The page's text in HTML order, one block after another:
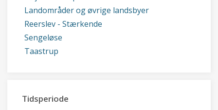
Landområder og øvrige landsbyer
Reerslev - Stærkende
Sengeløse
Taastrup
Tidsperiode